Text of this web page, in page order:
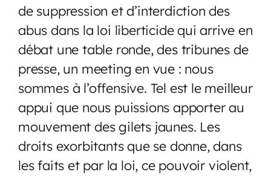
de suppression et d’interdiction des
abus dans la loi liberticide qui arrive en
débat une table ronde, des tribunes de
presse, un meeting en vue : nous
sommes à l’offensive. Tel est le meilleur
appui que nous puissions apporter au
mouvement des gilets jaunes. Les
droits exorbitants que se donne, dans
les faits et par la loi, ce pouvoir violent,